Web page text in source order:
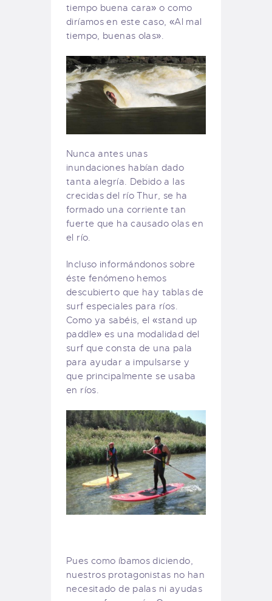
tiempo buena cara» o como
diríamos en este caso, «Al mal
tiempo, buenas olas».
Nunca antes unas
inundaciones habían dado
tanta alegría. Debido a las
crecidas del río Thur, se ha
formado una corriente tan
fuerte que ha causado olas en
el río.
Incluso informándonos sobre
éste fenómeno hemos
descubierto que hay tablas de
surf especiales para ríos.
Como ya sabéis, el «stand up
paddle» es una modalidad del
surf que consta de una pala
para ayudar a impulsarse y
que principalmente se usaba
en ríos.
Pues como íbamos diciendo,
nuestros protagonistas no han
necesitado de palas ni ayudas